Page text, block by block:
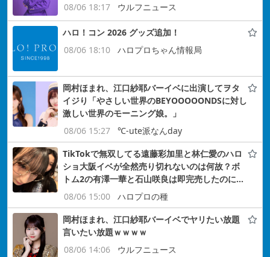
08/06 18:17
ウルフニュース
ハロ！コン 2026 グッズ追加！
08/06 18:10
ハロプロちゃん情報局
岡村ほまれ、江口紗耶バーイベに出演してヲタ
イジり「やさしい世界のBEYOOOOONDSに対し
激しい世界のモーニング娘。」
08/06 15:27
℃-ute派なんday
TikTokで無双してる遠藤彩加里と林仁愛のハロ
ショ大阪イベが全然売り切れないのは何故？ボ
トム2の有澤一華と石山咲良は即完売したのに…
08/06 15:00
ハロプロの種
岡村ほまれ、江口紗耶バーイベでヤリたい放題
言いたい放題ｗｗｗｗ
08/06 14:06
ウルフニュース